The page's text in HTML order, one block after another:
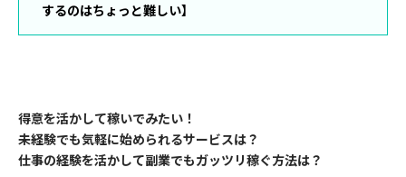
するのはちょっと難しい】
得意を活かして稼いでみたい！
未経験でも気軽に始められるサービスは？
仕事の経験を活かして副業でもガッツリ稼ぐ方法は？